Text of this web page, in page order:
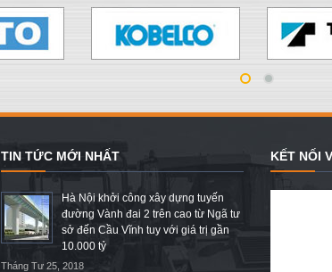
TIN TỨC MỚI NHẤT
Hà Nội khởi công xây dựng tuyến
đường Vành đai 2 trên cao từ Ngã tư
sở đến Cầu Vĩnh tuy với giá trị gần
10.000 tỷ
Tháng Tư 25, 2018
KẾT NỐI